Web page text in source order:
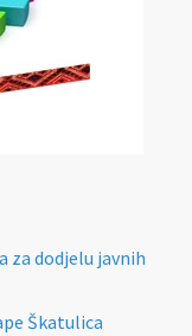
za dodjelu javnih
Škatulica